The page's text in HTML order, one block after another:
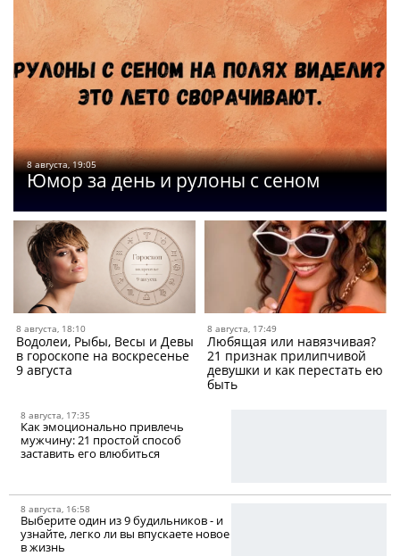
8 августа, 19:05
Юмор за день и рулоны с сеном
8 августа, 18:10
Водолеи, Рыбы, Весы и Девы
в гороскопе на воскресенье
9 августа
8 августа, 17:49
Любящая или навязчивая?
21 признак прилипчивой
девушки и как перестать ею
быть
8 августа, 17:35
Как эмоционально привлечь
мужчину: 21 простой способ
заставить его влюбиться
8 августа, 16:58
Выберите один из 9 будильников - и
узнайте, легко ли вы впускаете новое
в жизнь